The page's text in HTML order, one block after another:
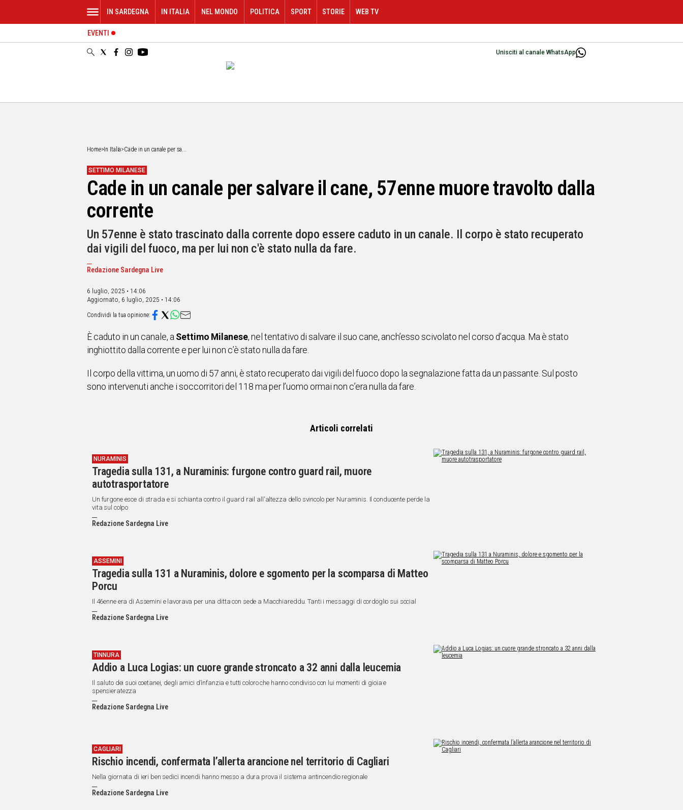
ORISTANO
Vai
Unisciti al canale WhatsApp
IN SARDEGNA IN ITALIA NEL MONDO POLITICA SPORT STORIE WEB TV
EVENTI
Home> In Italia>Cade in un canale per sa...
SETTIMO MILANESE
Cade in un canale per salvare il cane, 57enne muore travolto dalla
corrente
Un 57enne è stato trascinato dalla corrente dopo essere caduto in un canale. Il corpo è stato recuperato
dai vigili del fuoco, ma per lui non c'è stato nulla da fare.
Redazione Sardegna Live
6 luglio, 2025 • 14:06
Aggiornato, 6 luglio, 2025 • 14:06
È caduto in un canale, a Settimo Milanese, nel tentativo di salvare il suo cane, anch’esso scivolato nel corso d’acqua. Ma è stato
inghiottito dalla corrente e per lui non c’è stato nulla da fare.
Il corpo della vittima, un uomo di 57 anni, è stato recuperato dai vigili del fuoco dopo la segnalazione fatta da un passante. Sul posto
sono intervenuti anche i soccorritori del 118 ma per l’uomo ormai non c’era nulla da fare.
Articoli correlati
NURAMINIS
Tragedia sulla 131, a Nuraminis: furgone contro guard rail, muore
autotrasportatore
Un furgone esce di strada e si schianta contro il guard rail all'altezza dello svincolo per Nuraminis. Il conducente perde la
vita sul colpo
Redazione Sardegna Live
ASSEMINI
Tragedia sulla 131 a Nuraminis, dolore e sgomento per la scomparsa di Matteo
Porcu
Il 46enne era di Assemini e lavorava per una ditta con sede a Macchiareddu. Tanti i messaggi di cordoglio sui social
Redazione Sardegna Live
TINNURA
Addio a Luca Logias: un cuore grande stroncato a 32 anni dalla leucemia
Il saluto dei suoi coetanei, degli amici d’infanzia e tutti coloro che hanno condiviso con lui momenti di gioia e
spensieratezza
Redazione Sardegna Live
CAGLIARI
Rischio incendi, confermata l’allerta arancione nel territorio di Cagliari
Nella giornata di ieri ben sedici incendi hanno messo a dura prova il sistema antincendio regionale
Redazione Sardegna Live